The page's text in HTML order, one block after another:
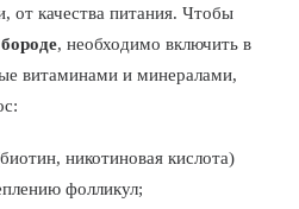
от качества питания. Чтобы
, необходимо включить в
витаминами и минералами,
никотиновая кислота)
фолликул;